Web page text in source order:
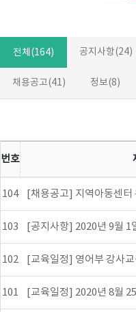
전체(164) 공지사항(24)
채용공고(41) 정보(8)
번호
104 [채용공고] 지역아동센터
103 [공지사항] 2020년 9월 1
102 [교육일정] 영어부 강사교
101 [교육일정] 2020년 8월